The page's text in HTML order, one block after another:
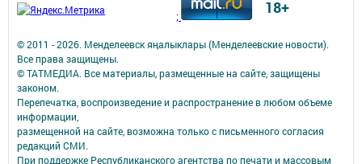
© 2011 - 2026. Менделеевск яӊалыклары (Менделеевские новости).
Все права защищены.
© ТАТМЕДИА. Все материалы, размещенные на сайте, защищены
законом.
Перепечатка, воспроизведение и распространение в любом объеме
информации,
размещенной на сайте, возможна только с письменного согласия
редакций СМИ.
При поддержке Республиканского агентства по печати и массовым
; 18+